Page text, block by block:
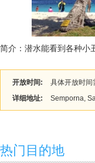
简介：潜水能看到各种小
开放时间:
具体开放时间
详细地址:
Semporna,
热门目的地